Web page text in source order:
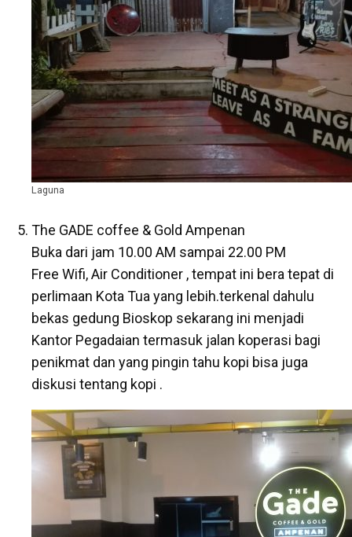
Laguna
The GADE coffee & Gold Ampenan
Buka dari jam 10.00 AM sampai 22.00 PM
Free Wifi, Air Conditioner , tempat ini bera tepat di
perlimaan Kota Tua yang lebih.terkenal dahulu
bekas gedung Bioskop sekarang ini menjadi
Kantor Pegadaian termasuk jalan koperasi bagi
penikmat dan yang pingin tahu kopi bisa juga
diskusi tentang kopi .